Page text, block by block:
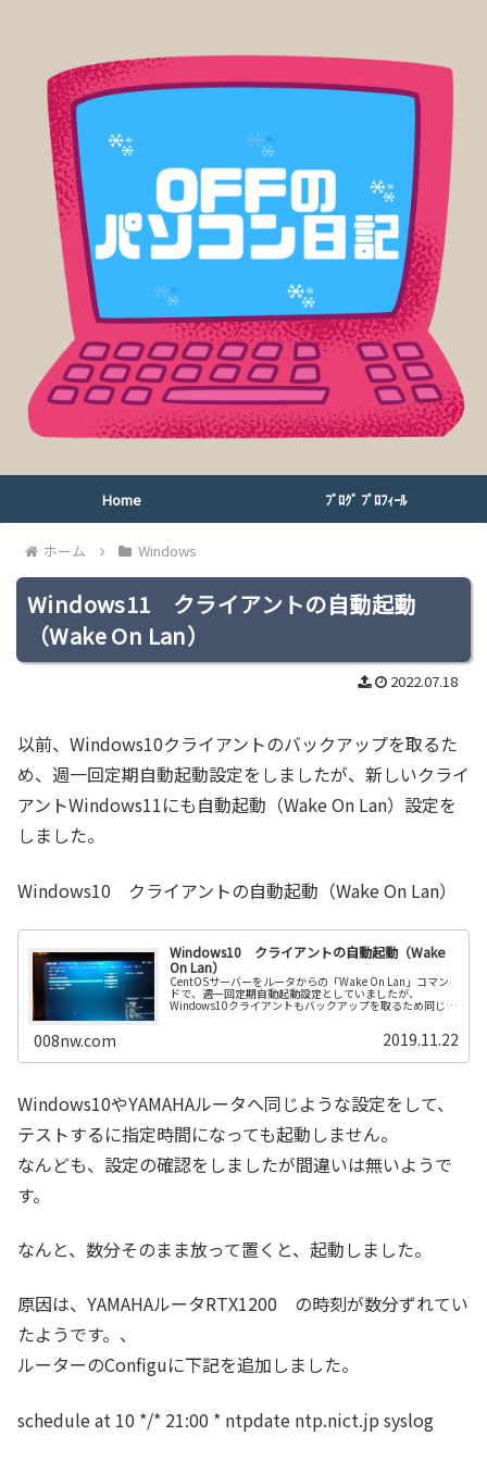
Home ﾌﾞﾛｸﾞ ﾌﾟﾛﾌｨｰﾙ
ホーム Windows
Windows11 クライアントの自動起動
（Wake On Lan）
2022.07.18
以前、Windows10クライアントのバックアップを取るた
め、週一回定期自動起動設定をしましたが、新しいクライ
アントWindows11にも自動起動（Wake On Lan）設定を
しました。
Windows10 クライアントの自動起動（Wake On Lan）
Windows10 クライアントの自動起動（Wake
On Lan）
CentOSサーバーをルータからの「Wake On Lan」コマン
ドで、週一回定期自動起動設定としていましたが、
Windows10クライアントもバックアップを取るため同じよ
008nw.com 2019.11.22
Windows10やYAMAHAルータへ同じような設定をして、
テストするに指定時間になっても起動しません。
なんども、設定の確認をしましたが間違いは無いようで
す。
なんと、数分そのまま放って置くと、起動しました。
原因は、YAMAHAルータRTX1200 の時刻が数分ずれてい
たようです。、
ルーターのConfiguに下記を追加しました。
schedule at 10 */* 21:00 * ntpdate ntp.nict.jp syslog